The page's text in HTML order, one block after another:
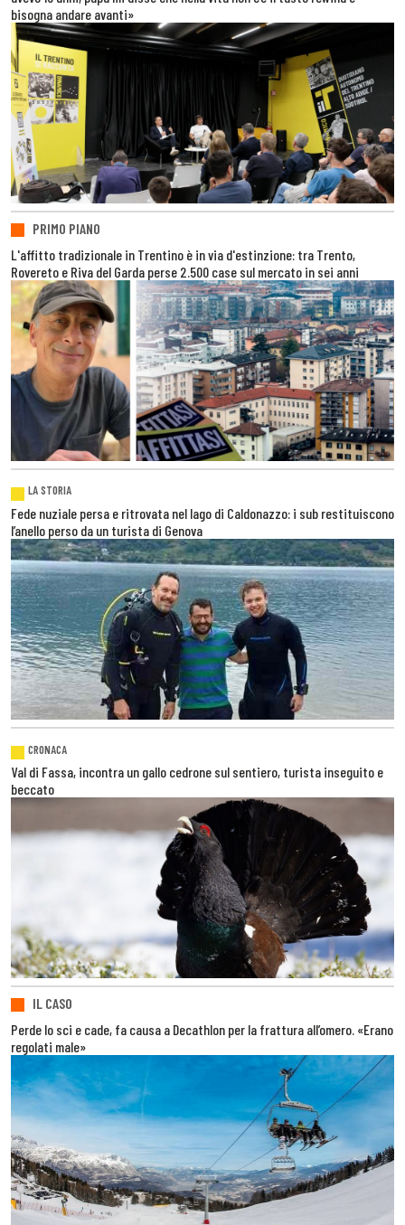
bisogna andare avanti»
PRIMO PIANO
L'affitto tradizionale in Trentino è in via d'estinzione: tra Trento,
Rovereto e Riva del Garda perse 2.500 case sul mercato in sei anni
LA STORIA
Fede nuziale persa e ritrovata nel lago di Caldonazzo: i sub restituiscono
l’anello perso da un turista di Genova
CRONACA
Val di Fassa, incontra un gallo cedrone sul sentiero, turista inseguito e
beccato
IL CASO
Perde lo sci e cade, fa causa a Decathlon per la frattura all’omero. «Erano
regolati male»